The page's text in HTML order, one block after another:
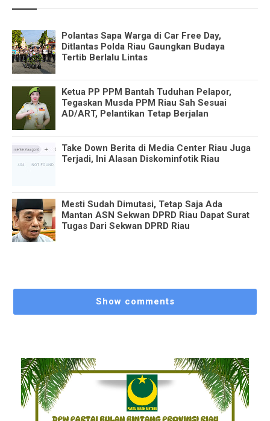
Polantas Sapa Warga di Car Free Day,
Ditlantas Polda Riau Gaungkan Budaya
Tertib Berlalu Lintas
Ketua PP PPM Bantah Tuduhan Pelapor,
Tegaskan Musda PPM Riau Sah Sesuai
AD/ART, Pelantikan Tetap Berjalan
Take Down Berita di Media Center Riau Juga
Terjadi, Ini Alasan Diskominfotik Riau
Mesti Sudah Dimutasi, Tetap Saja Ada
Mantan ASN Sekwan DPRD Riau Dapat Surat
Tugas Dari Sekwan DPRD Riau
Show comments